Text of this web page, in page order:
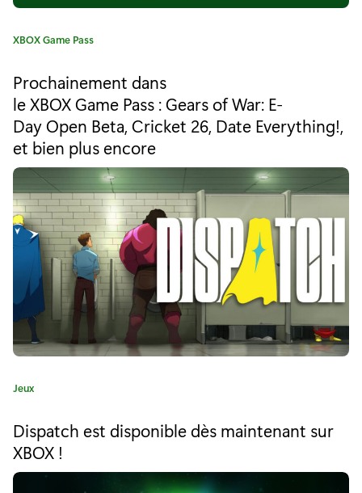
e
j
e
u
g
r
a
t
u
:
C
é
g
o
i
e
:
XBOX Game Pass
Prochainement dans
le XBOX Game Pass : Gears of War: E-
Day Open Beta, Cricket 26, Date Everything!,
et bien plus encore
C
é
g
o
Jeux
Dispatch est disponible dès maintenant sur
XBOX !